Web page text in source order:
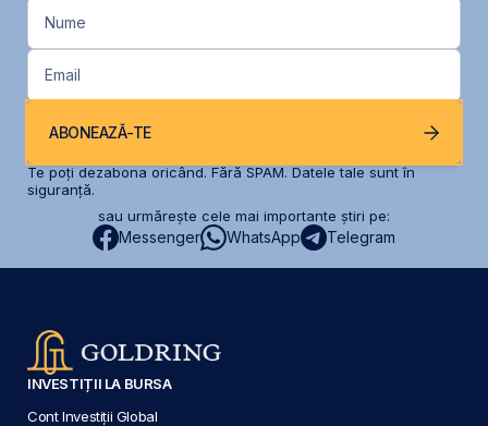
Nume
Email
ABONEAZĂ-TE
Te poți dezabona oricând. Fără SPAM. Datele tale sunt în
siguranță.
sau urmărește cele mai importante știri pe:
Messenger WhatsApp Telegram
INVESTIȚII LA BURSA
Cont Investiții Global